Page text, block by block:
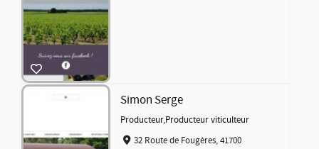
Simon Serge
Producteur,Producteur viticulteur
32 Route de Fougères, 41700